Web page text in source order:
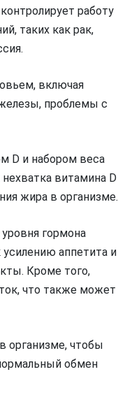
работу
таких как рак,
включая
проблемы с
D и набором веса
витамина D
жира в организме.
гормона
аппетита и
Кроме того,
что также может
организме, чтобы
обмен